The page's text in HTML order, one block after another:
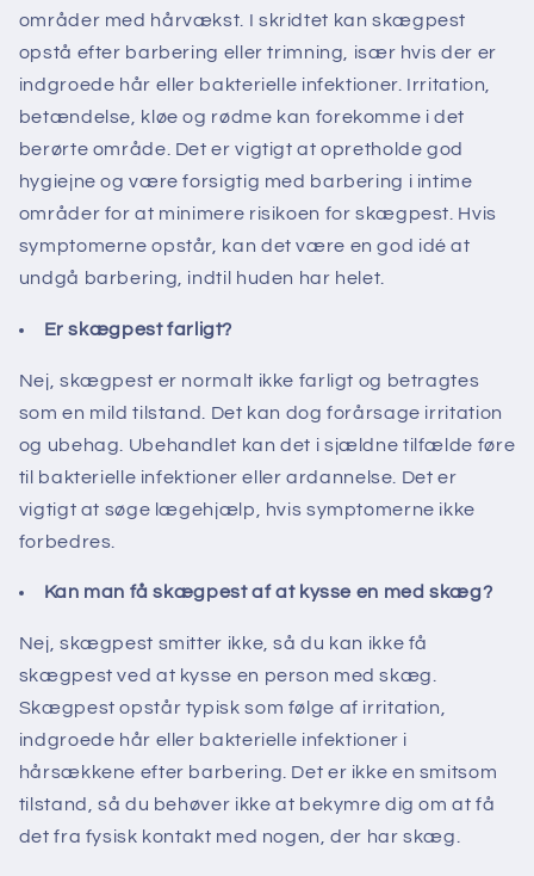
områder med hårvækst. I skridtet kan skægpest
opstå efter barbering eller trimning, især hvis der er
indgroede hår eller bakterielle infektioner. Irritation,
betændelse, kløe og rødme kan forekomme i det
berørte område. Det er vigtigt at opretholde god
hygiejne og være forsigtig med barbering i intime
områder for at minimere risikoen for skægpest. Hvis
symptomerne opstår, kan det være en god idé at
undgå barbering, indtil huden har helet.
Er skægpest farligt?
Nej, skægpest er normalt ikke farligt og betragtes
som en mild tilstand. Det kan dog forårsage irritation
og ubehag. Ubehandlet kan det i sjældne tilfælde føre
til bakterielle infektioner eller ardannelse. Det er
vigtigt at søge lægehjælp, hvis symptomerne ikke
forbedres.
Kan man få skægpest af at kysse en med skæg?
Nej, skægpest smitter ikke, så du kan ikke få
skægpest ved at kysse en person med skæg.
Skægpest opstår typisk som følge af irritation,
indgroede hår eller bakterielle infektioner i
hårsækkene efter barbering. Det er ikke en smitsom
tilstand, så du behøver ikke at bekymre dig om at få
det fra fysisk kontakt med nogen, der har skæg.